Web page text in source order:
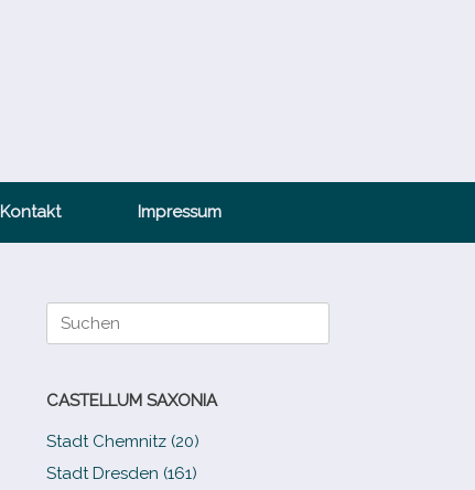
Kontakt Impressum
Suche
nach:
CASTELLUM SAXONIA
Stadt Chemnitz (20)
Stadt Dresden (161)